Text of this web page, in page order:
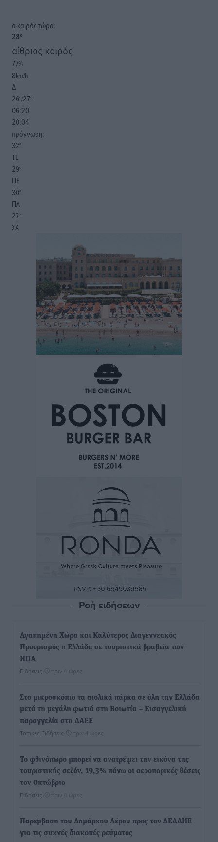
o καιρός τώρα:
28°
αίθριος καιρός
77%
8km/h
Δ
26°/27°
06:20
20:04
πρόγνωση:
32°
ΤΕ
29°
ΠΕ
30°
ΠΑ
27°
ΣΑ
Ροή ειδήσεων
Αγαπημένη Χώρα και Καλύτερος Διαγεννεακός
Προορισμός η Ελλάδα σε τουριστικά βραβεία των
ΗΠΑ
Ειδήσεις πριν 4 ώρες
Στο μικροσκόπιο τα αιολικά πάρκα σε όλη την Ελλάδα
μετά τη μεγάλη φωτιά στη Βοιωτία – Eισαγγελική
παραγγελία στη ΔΑΕΕ
Τοπικές Ειδήσεις πριν 4 ώρες
Το φθινόπωρο μπορεί να ανατρέψει την εικόνα της
τουριστικής σεζόν, 19,3% πάνω οι αεροπορικές θέσεις
τον Οκτώβριο
Ειδήσεις πριν 4 ώρες
Παρέμβαση του Δημάρχου Λέρου προς τον ΔΕΔΔΗΕ
για τις συχνές διακοπές ρεύματος